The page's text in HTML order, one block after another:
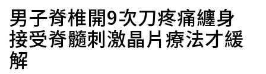
男子脊椎開9次刀疼痛纏身
接受脊髓刺激晶片療法才緩
解